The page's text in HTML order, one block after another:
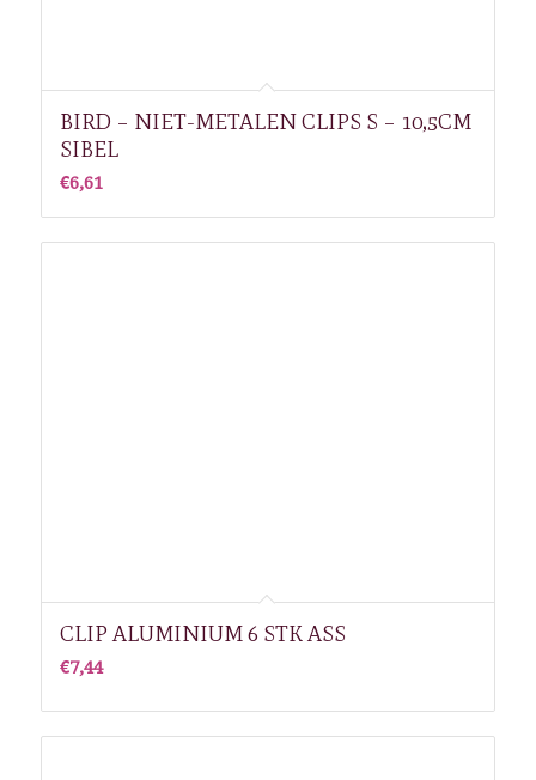
BIRD – NIET-METALEN CLIPS S – 10,5CM
SIBEL
€6,61
CLIP ALUMINIUM 6 STK ASS
€7,44